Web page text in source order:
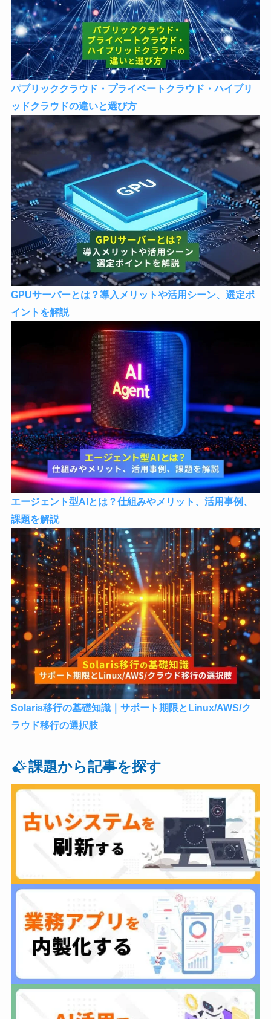
パブリッククラウド・プライベートクラウド・ハイブリ
ッドクラウドの違いと選び方
GPUサーバーとは？導入メリットや活用シーン、選定ポ
イントを解説
エージェント型AIとは？仕組みやメリット、活用事例、
課題を解説
Solaris移行の基礎知識｜サポート期限とLinux/AWS/ク
ラウド移行の選択肢
課題から記事を探す